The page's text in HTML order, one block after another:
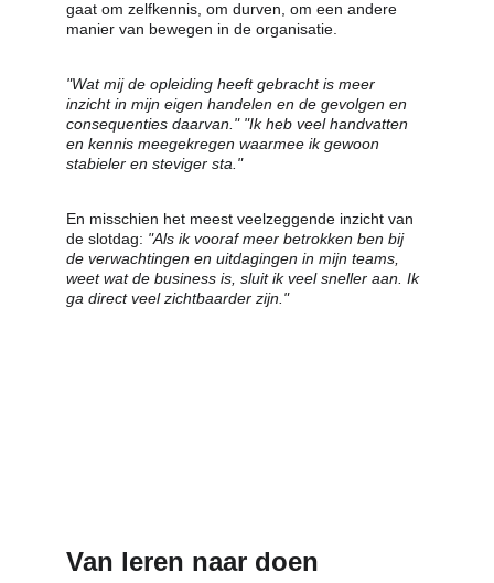
gaat om zelfkennis, om durven, om een andere
manier van bewegen in de organisatie.
"Wat mij de opleiding heeft gebracht is meer
inzicht in mijn eigen handelen en de gevolgen en
consequenties daarvan." "Ik heb veel handvatten
en kennis meegekregen waarmee ik gewoon
stabieler en steviger sta."
En misschien het meest veelzeggende inzicht van
de slotdag: "Als ik vooraf meer betrokken ben bij
de verwachtingen en uitdagingen in mijn teams,
weet wat de business is, sluit ik veel sneller aan. Ik
ga direct veel zichtbaarder zijn."
Van leren naar doen